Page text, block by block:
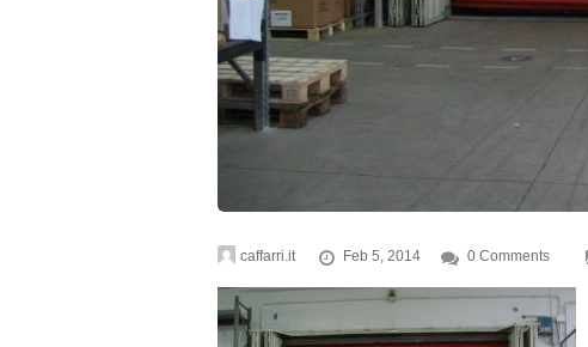
caffarri.it Feb 5, 2014 0 Comments